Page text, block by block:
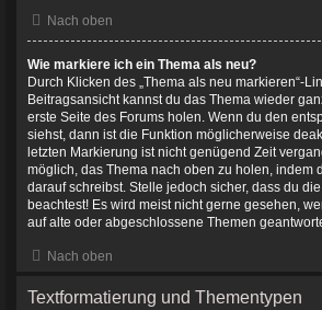
Nach oben
Wie markiere ich ein Thema als neu?
Durch Klicken des „Thema als neu markieren“-
Beitragsansicht kannst du das Thema wieder
erste Seite des Forums holen. Wenn du den
siehst, dann ist die Funktion möglicherweise
letzten Markierung ist nicht genügend Zeit
möglich, das Thema nach oben zu holen, indem
darauf schreibst. Stelle jedoch sicher, dass du
beachtest! Es wird meist nicht gerne gesehen,
auf alte oder abgeschlossene Themen
Nach oben
Textformatierung und Thementypen